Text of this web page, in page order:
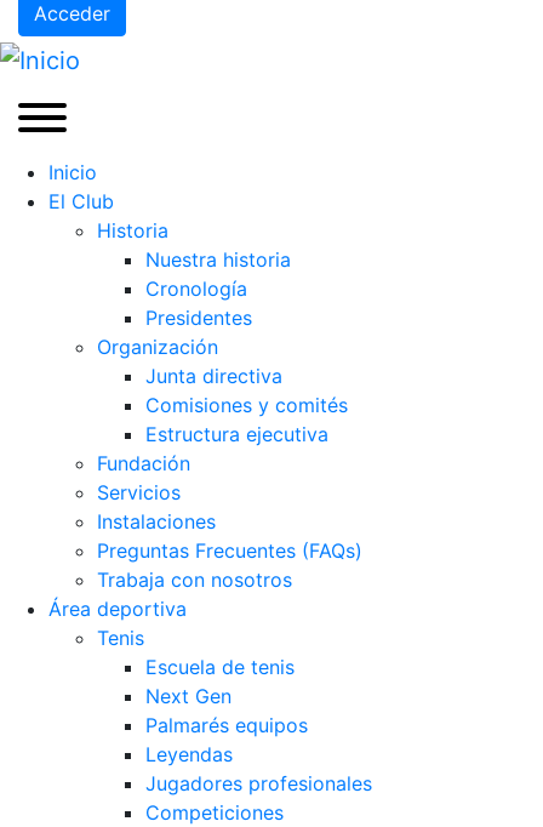
Acceder
Inicio
El Club
Historia
Nuestra historia
Cronología
Presidentes
Organización
Junta directiva
Comisiones y comités
Estructura ejecutiva
Fundación
Servicios
Instalaciones
Preguntas Frecuentes (FAQs)
Trabaja con nosotros
Área deportiva
Tenis
Escuela de tenis
Next Gen
Palmarés equipos
Leyendas
Jugadores profesionales
Competiciones